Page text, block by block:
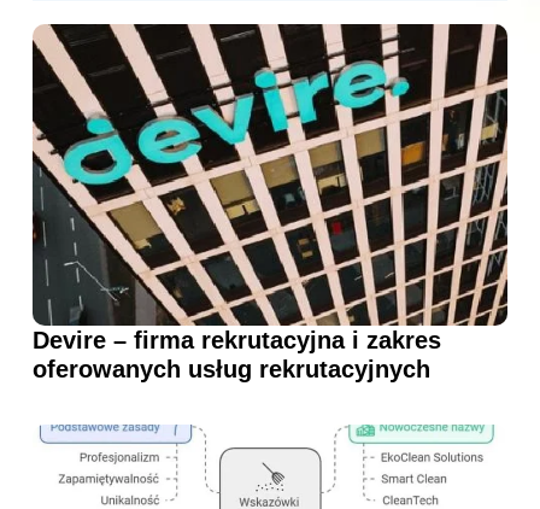
Devire – firma rekrutacyjna i zakres
oferowanych usług rekrutacyjnych